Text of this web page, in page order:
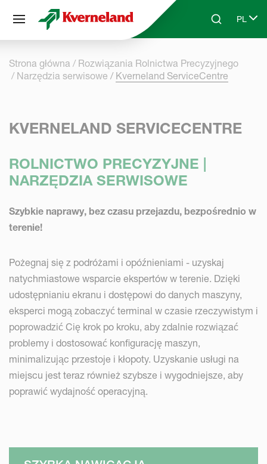
Skip to main contentSearchPL
Select
Strona główna
Rozwiązania Rolnictwa Precyzyjnego
Narzędzia serwisowe
Kverneland ServiceCentre
KVERNELAND SERVICECENTRE
ROLNICTWO PRECYZYJNE |
NARZĘDZIA SERWISOWE
Szybkie naprawy, bez czasu przejazdu, bezpośrednio w
terenie!
Pożegnaj się z podróżami i opóźnieniami - uzyskaj
natychmiastowe wsparcie ekspertów w terenie. Dzięki
udostępnianiu ekranu i dostępowi do danych maszyny,
eksperci mogą zobaczyć terminal w czasie rzeczywistym i
poprowadzić Cię krok po kroku, aby zdalnie rozwiązać
problemy i dostosować konfigurację maszyn,
minimalizując przestoje i kłopoty. Uzyskanie usługi na
miejscu jest teraz również szybsze i wygodniejsze, aby
poprawić wydajność operacyjną.
Panel zarządzania plikami cookies